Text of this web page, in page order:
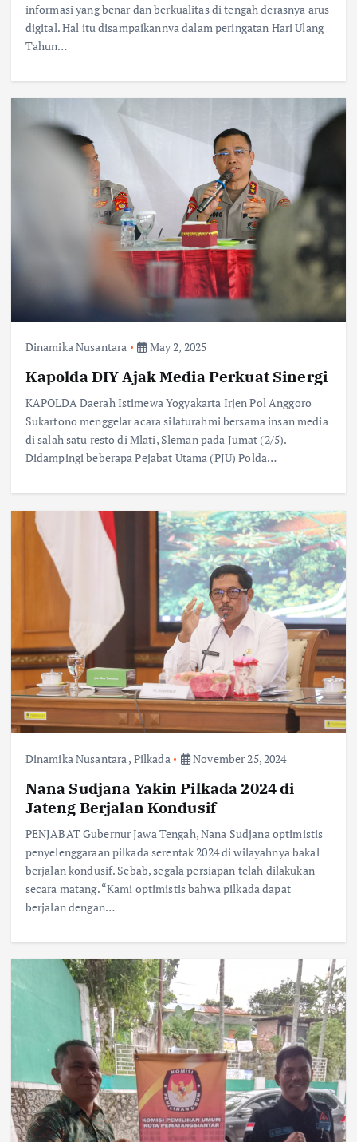
informasi yang benar dan berkualitas di tengah derasnya arus
digital. Hal itu disampaikannya dalam peringatan Hari Ulang
Tahun…
Dinamika Nusantara May 2, 2025
Kapolda DIY Ajak Media Perkuat Sinergi
KAPOLDA Daerah Istimewa Yogyakarta Irjen Pol Anggoro
Sukartono menggelar acara silaturahmi bersama insan media
di salah satu resto di Mlati, Sleman pada Jumat (2/5).
Didampingi beberapa Pejabat Utama (PJU) Polda…
Dinamika Nusantara, Pilkada November 25, 2024
Nana Sudjana Yakin Pilkada 2024 di
Jateng Berjalan Kondusif
PENJABAT Gubernur Jawa Tengah, Nana Sudjana optimistis
penyelenggaraan pilkada serentak 2024 di wilayahnya bakal
berjalan kondusif. Sebab, segala persiapan telah dilakukan
secara matang. “Kami optimistis bahwa pilkada dapat
berjalan dengan…